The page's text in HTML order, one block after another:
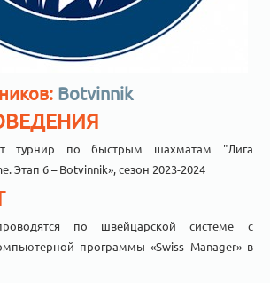
Botvinnik
турнир по быстрым шахматам "Лига
Этап 6 – Botvinnik», сезон 2023-2024
по швейцарской системе с
программы «Swiss Manager» в